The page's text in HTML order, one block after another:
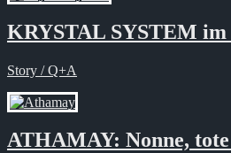
KRYSTAL SYSTEM
Story / Q+A
ATHAMAY: Nonne,